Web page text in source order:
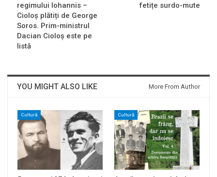
regimului Iohannis –
Cioloș plătiți de George
Soros. Prim-ministrul
Dacian Cioloș este pe
listă
fetițe surdo-mute
YOU MIGHT ALSO LIKE More From Author
Cultură Cultură